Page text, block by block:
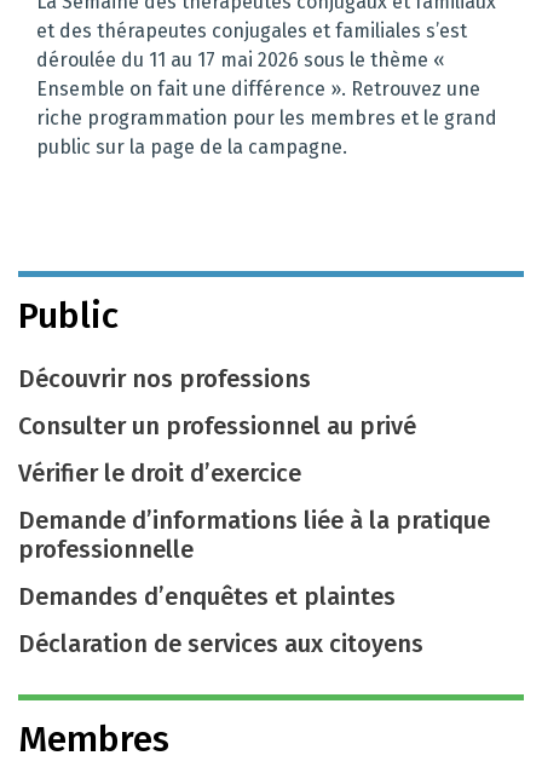
et des thérapeutes conjugales et familiales s’est
déroulée du 11 au 17 mai 2026 sous le thème «
Ensemble on fait une différence ». Retrouvez une
riche programmation pour les membres et le grand
public sur la page de la campagne.
Public
Découvrir nos professions
Consulter un professionnel au privé
Vérifier le droit d’exercice
Demande d’informations liée à la pratique
professionnelle
Demandes d’enquêtes et plaintes
Déclaration de services aux citoyens
Membres